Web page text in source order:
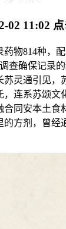
02 11:02 点
814种，配
查确保记录
苏灵通引见，
连系苏颂文
同安本土食
的方剂，曾经